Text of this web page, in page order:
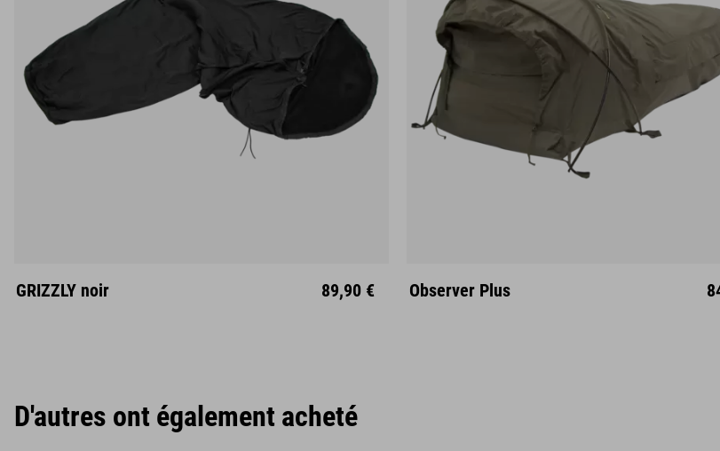
GRIZZLY noir 89,90 € Observer Plus
D'autres ont également acheté